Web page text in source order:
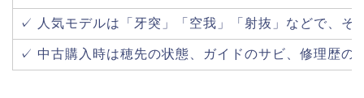
✓ 人気モデルは「牙突」「空我」「射抜」などで、そ
✓ 中古購入時は穂先の状態、ガイドのサビ、修理歴の